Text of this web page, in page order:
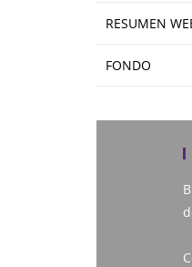
RESUMEN
FONDO